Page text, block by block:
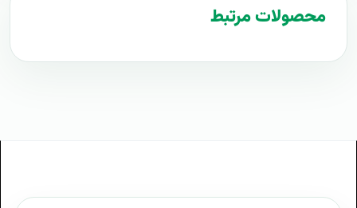
مراحل پیاده سازی قرارداد طراحی وب‌سایت
محصولات مرتبط